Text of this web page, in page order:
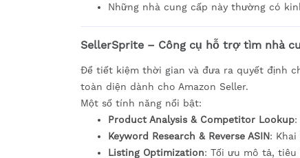
Những nhà cung cấp này thường có
SellerSprite – Công cụ hỗ trợ tìm nhà
Để tiết kiệm thời gian và đưa ra quyết định
toàn diện dành cho Amazon Seller.
Một số tính năng nổi bật:
Product Analysis & Competitor Lookup:
Keyword Research & Reverse ASIN:
Listing Optimization: Tối ưu mô tả,